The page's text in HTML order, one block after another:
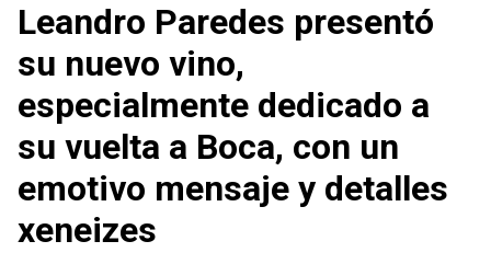
Leandro Paredes presentó
su nuevo vino,
especialmente dedicado a
su vuelta a Boca, con un
emotivo mensaje y detalles
xeneizes